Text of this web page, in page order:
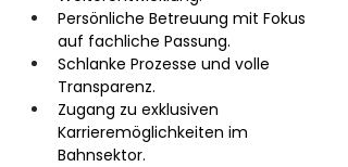
Persönliche Betreuung mit Fokus
auf fachliche Passung.
Schlanke Prozesse und volle
Transparenz.
Zugang zu exklusiven
Karrieremöglichkeiten im
Bahnsektor.